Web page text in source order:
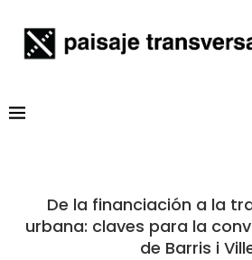
De la financiación a la
urbana: claves para la
de Barris i